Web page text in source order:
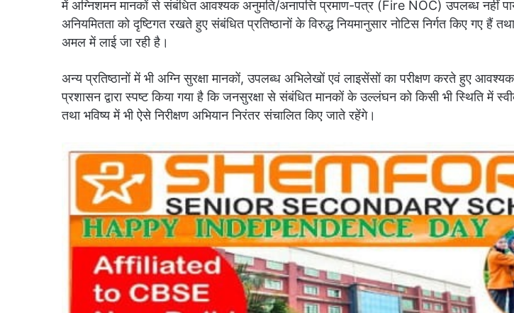
में अग्निशमन मानकों से संबंधित आवश्यक अनुमति/अनापत्ति प्रमाण-पत्र (Fire NOC) उपलब्ध नहीं
अनियमितता को दृष्टिगत रखते हुए संबंधित प्रतिष्ठानों के विरुद्ध नियमानुसार नोटिस निर्गत किए गए हैं तथा
अमल में लाई जा रही है।
अन्य प्रतिष्ठानों में भी अग्नि सुरक्षा मानकों, उपलब्ध अभिलेखों एवं लाइसेंसों का परीक्षण करते हुए आवश्यक
प्रशासन द्वारा स्पष्ट किया गया है कि जनसुरक्षा से संबंधित मानकों के उल्लंघन को किसी भी स्थिति में
तथा भविष्य में भी ऐसे निरीक्षण अभियान निरंतर संचालित किए जाते रहेंगे।